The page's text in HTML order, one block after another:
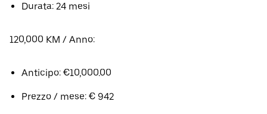
Durata: 24 mesi
120,000 KM / Anno:
Anticipo: €10,000.00
Prezzo / mese: € 942